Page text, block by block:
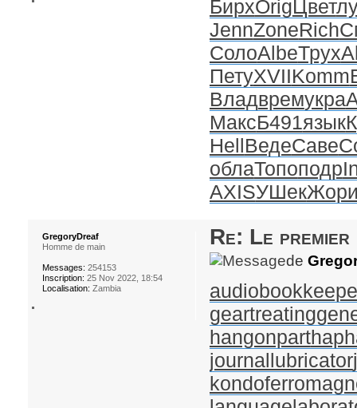
БирхOrigЦвет
JennZoneRich
СолоAlbeТрух
ПетуXVIIKomm
Владвремукра
МаксБ491язык
Hell ВедеСаве
облаТопоподр
AXISУШек
Re: Le
de
geartreating
hangonpart
journallubricator
GregoryDreaf
Homme de main
Messages: 254153
Inscription: 25 Nov 2022, 18:54
Localisation: Zambia